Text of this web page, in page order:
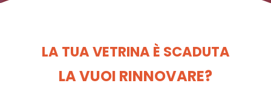
LA TUA VETRINA È SCADUTA
LA VUOI RINNOVARE?